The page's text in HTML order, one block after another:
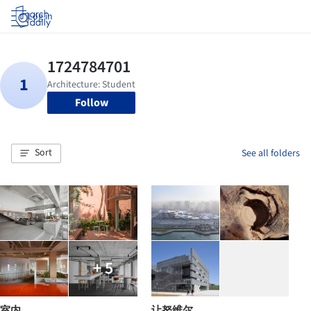
Log in
Follow
Sort See all folders
+ 5